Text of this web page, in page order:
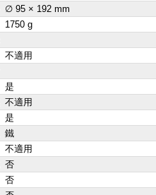
∅ 95 × 192 mm
1750 g
不適用
是
不適用
是
鐵
不適用
否
否